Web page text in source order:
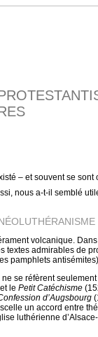
– et souvent se
nous a-t-il semblé
volcanique.
textes admirables de
pamphlets
se réfèrent
et le Petit Catéchisme
d’Augsbourg
un accord entre
luthérienne